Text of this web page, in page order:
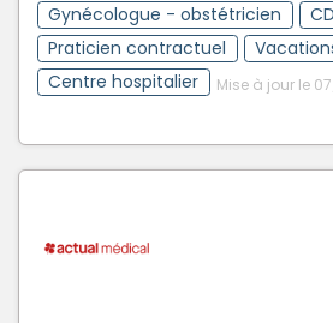
Gynécologue - obstétricien
Praticien contractuel
Centre hospitalier
Mise à jour le